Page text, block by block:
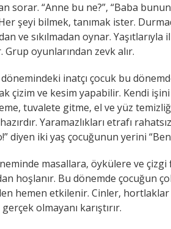
sorar. “Anne bu ne?”, “Baba
şeyi bilmek, tanımak ister.
ve sıkılmadan oynar.
Grup oyunlarından zevk alır.
inatçı çocuk bu
çizim ve kesim yapabilir. Kendi
tuvalete gitme, el ve yüz
Yaramazlıkları etrafı
diyen iki yaş çocuğunun yerini
masallara, öykülere ve
hoşlanır. Bu dönemde çocuğun
hemen etkilenir. Cinler, hortlaklar
olmayanı karıştırır.